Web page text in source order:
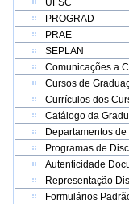
UFSC
PROGRAD
PRAE
SEPLAN
Comunicações a
Cursos de
Currículos dos
Catálogo da
Departamentos
Programas de
Autenticidade
Representação
Formulários